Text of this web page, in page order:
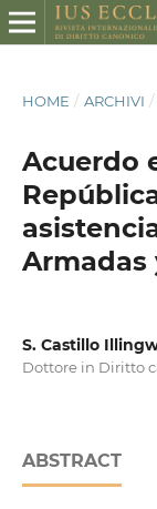
HOME / ARCHIVI /
Acuerdo
Armadas
S. Castillo
Dottore in Diritto
ABSTRACT